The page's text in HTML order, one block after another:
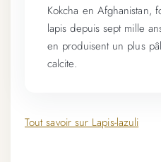
Kokcha en Afghanistan,
lapis depuis sept mille
en produisent un plus
calcite.
Tout savoir sur Lapis-lazuli